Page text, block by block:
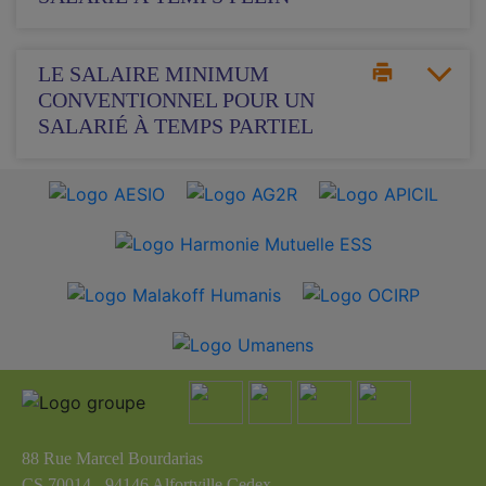
LE SALAIRE MINIMUM
CONVENTIONNEL POUR UN
SALARIÉ À TEMPS PARTIEL
88 Rue Marcel Bourdarias